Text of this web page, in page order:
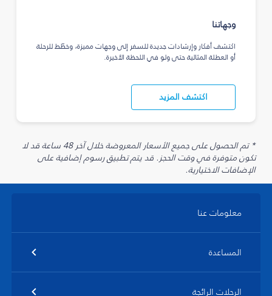
وجهاتنا
اكتشف أفكار وإرشادات جديدة للسفر إلى وجهات مميزة، وخطّط للرحلة
أو العطلة المثالية حتى ولو في اللحظة الأخيرة.
اكتشف المزيد
* تم الحصول على جميع الأسعار المعروضة خلال آخر 48 ساعة قد لا
تكون متوفرة في وقت الحجز. قد يتم تطبيق رسوم إضافية على
الإضافات الاختيارية.
معلومات عنا
المساعدة
الرحلات الرائجة